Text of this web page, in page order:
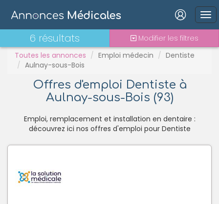
Connexion
Mot de passe oublié ?
Connexion
Toutes les annonces Emploi médecin
Dentiste
Aulnay-sous-Bois
6 résultats Modifier les filtres
PH
Stages - alternance
Statut TNS
Vacations
Offres d'emploi Dentiste à
Aulnay-sous-Bois (93)
Emploi, remplacement et installation en dentaire :
découvrez ici nos offres d'emploi pour Dentiste